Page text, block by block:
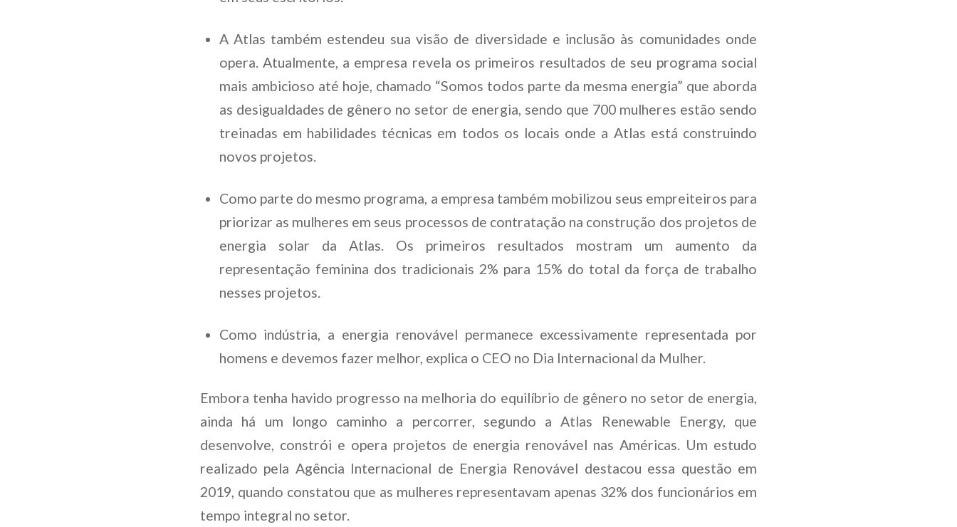
A Atlas também estendeu sua visão de diversidade e inclusão às comunidades onde
opera. Atualmente, a empresa revela os primeiros resultados de seu programa social
mais ambicioso até hoje, chamado “Somos todos parte da mesma energia” que aborda
as desigualdades de gênero no setor de energia, sendo que 700 mulheres estão sendo
treinadas em habilidades técnicas em todos os locais onde a Atlas está construindo
novos projetos.
Como parte do mesmo programa, a empresa também mobilizou seus empreiteiros para
priorizar as mulheres em seus processos de contratação na construção dos projetos de
energia solar da Atlas. Os primeiros resultados mostram um aumento da
representação feminina dos tradicionais 2% para 15% do total da força de trabalho
nesses projetos.
Como indústria, a energia renovável permanece excessivamente representada por
homens e devemos fazer melhor, explica o CEO no Dia Internacional da Mulher.
Embora tenha havido progresso na melhoria do equilíbrio de gênero no setor de energia,
ainda há um longo caminho a percorrer, segundo a Atlas Renewable Energy, que
desenvolve, constrói e opera projetos de energia renovável nas Américas. Um estudo
realizado pela Agência Internacional de Energia Renovável destacou essa questão em
2019, quando constatou que as mulheres representavam apenas 32% dos funcionários em
tempo integral no setor.